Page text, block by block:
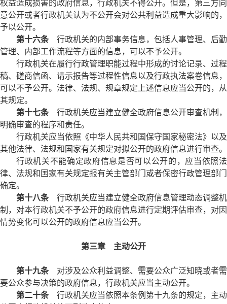
权益造成损害的政府信息，行政机关不得公开。但是，第三方同
意公开或者行政机关认为不公开会对公共利益造成重大影响的，
予以公开。
第十六条行政机关的内部事务信息，包括人事管理、后勤
管理、内部工作流程等方面的信息，可以不予公开。
行政机关在履行行政管理职能过程中形成的讨论记录、过程
稿、磋商信函、请示报告等过程性信息以及行政执法案卷信息，
可以不予公开。法律、法规、规章规定上述信息应当公开的，从
其规定。
第十七条行政机关应当建立健全政府信息公开审查机制，
明确审查的程序和责任。
行政机关应当依照《中华人民共和国保守国家秘密法》以及
其他法律、法规和国家有关规定对拟公开的政府信息进行审查。
行政机关不能确定政府信息是否可以公开的，应当依照法
律、法规和国家有关规定报有关主管部门或者保密行政管理部门
确定。
第十八条行政机关应当建立健全政府信息管理动态调整机
制，对本行政机关不予公开的政府信息进行定期评估审查，对因
情势变化可以公开的政府信息应当公开。
第三章 主动公开
第十九条对涉及公众利益调整、需要公众广泛知晓或者需
要公众参与决策的政府信息，行政机关应当主动公开。
第二十条行政机关应当依照本条例第十九条的规定，主动